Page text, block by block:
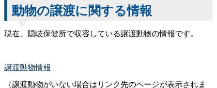
動物の譲渡に関する情報
現在、隠岐保健所で収容している譲渡動物の情報です。
譲渡動物情報
（譲渡動物がいない場合はリンク先のページが表示されま